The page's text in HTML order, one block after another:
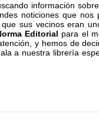
información
noticiones que
sus vecinos eran
Editorial para el
y hemos de
a nuestra librería